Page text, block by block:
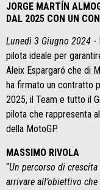
JORGE MARTÍN
DAL 2025 CON UN
Lunedì 3 Giugno 2024 -
pilota ideale per
Aleix Espargaró che di
ha firmato un contratto
2025, il Team e tutto il
pilota che rappresenta
della MotoGP.
MASSIMO RIVOLA
“Un percorso di
arrivare all’obiettivo